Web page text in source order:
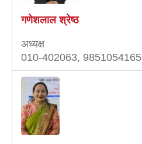
गणेशलाल श्रेष्‍ठ
अध्यक्ष
010-402063, 9851054165